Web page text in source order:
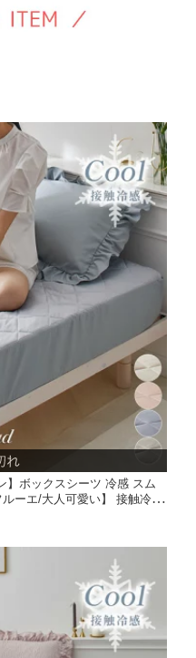
】ボックスシーツ 冷感 スム
ーエ/大人可愛い】 接触冷感
大人かわいい ひんやり 夏
ニッセン